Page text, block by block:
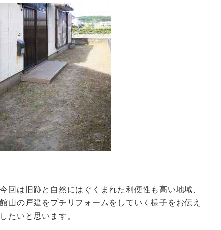
今回は旧跡と自然にはぐくまれた利便性も高い地域、
館山の戸建をプチリフォームをしていく様子をお伝え
したいと思います。